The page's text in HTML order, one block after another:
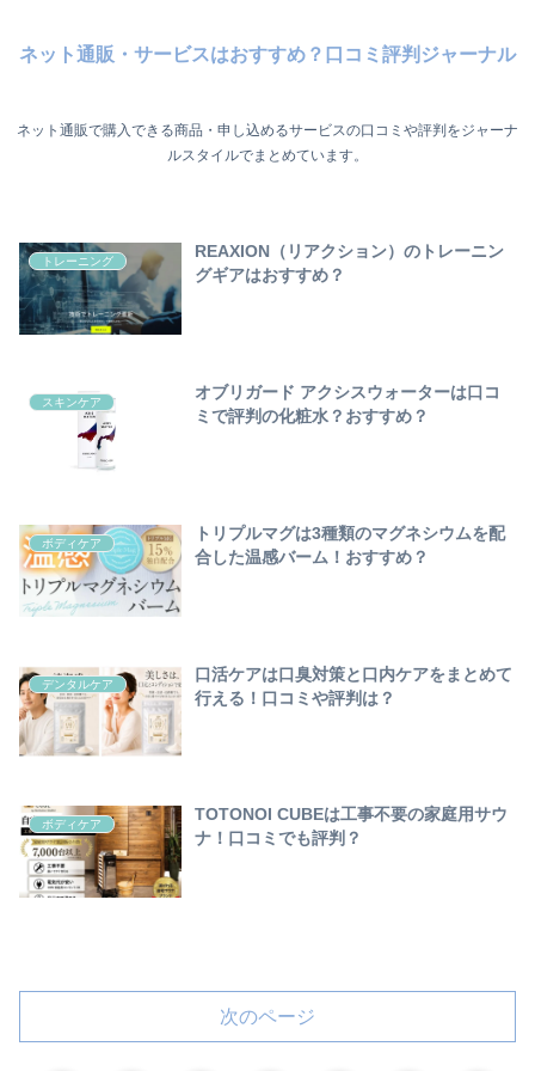
ネット通販・サービスはおすすめ？口コミ評判ジャーナル
ネット通販で購入できる商品・申し込めるサービスの口コミや評判をジャーナ
ルスタイルでまとめています。
トレーニング
REAXION（リアクション）のトレーニン
グギアはおすすめ？
スキンケア
オブリガード アクシスウォーターは口コ
ミで評判の化粧水？おすすめ？
ボディケア
トリプルマグは3種類のマグネシウムを配
合した温感バーム！おすすめ？
デンタルケア
口活ケアは口臭対策と口内ケアをまとめて
行える！口コミや評判は？
ボディケア
TOTONOI CUBEは工事不要の家庭用サウ
ナ！口コミでも評判？
次のページ